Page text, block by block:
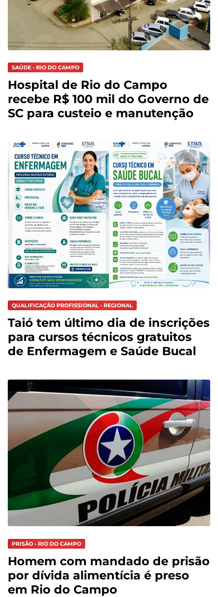
SAÚDE - RIO DO CAMPO
Hospital de Rio do Campo
recebe R$ 100 mil do Governo de
SC para custeio e manutenção
QUALIFICAÇÃO PROFISSIONAL - REGIONAL
Taió tem último dia de inscrições
para cursos técnicos gratuitos
de Enfermagem e Saúde Bucal
PRISÃO - RIO DO CAMPO
Homem com mandado de prisão
por dívida alimentícia é preso
em Rio do Campo